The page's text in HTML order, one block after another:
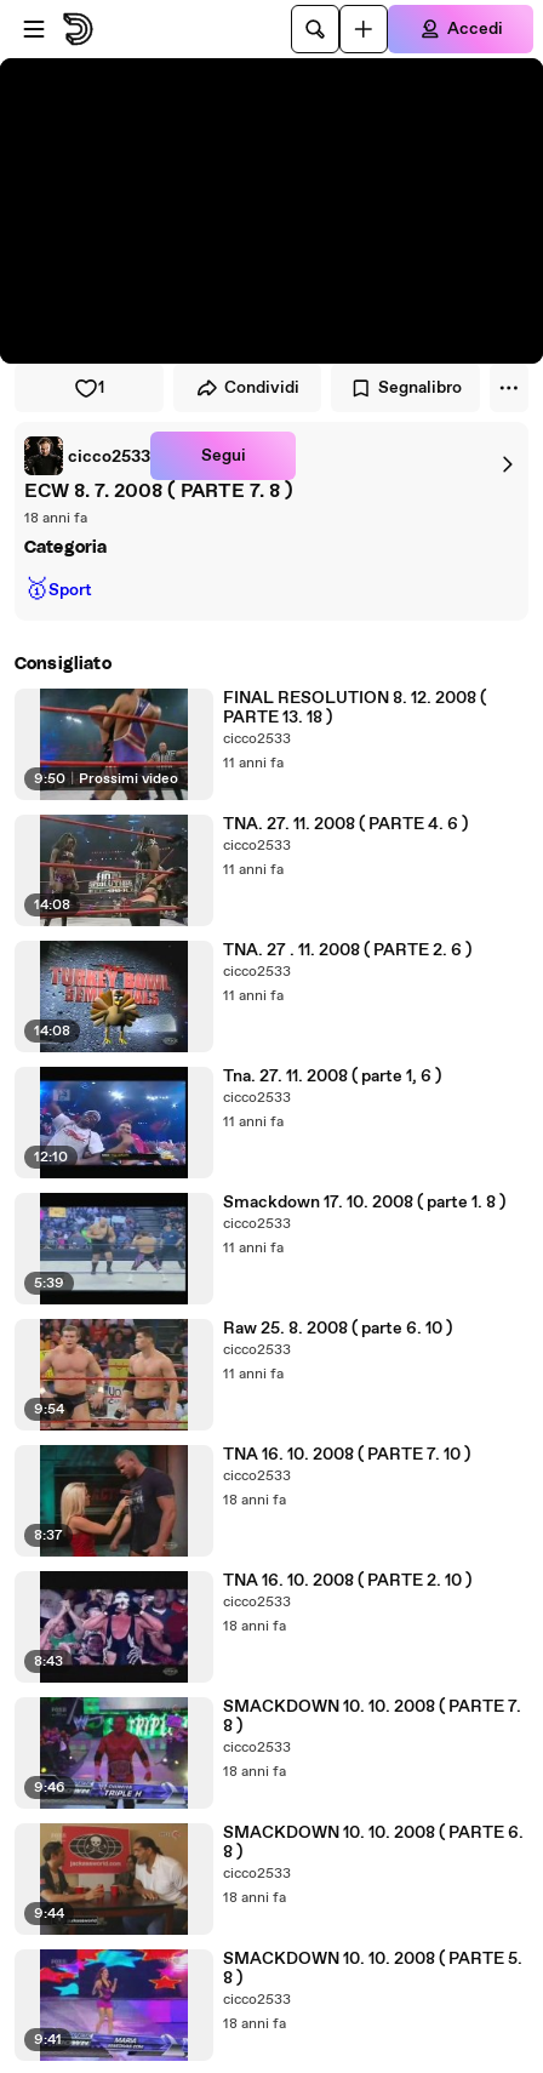
Vai al lettore
Passa al contenuto principale
Accedi
1 Condividi Segnalibro
cicco2533 Segui
ECW 8. 7. 2008 ( PARTE 7. 8 )
18 anni fa
Categoria
🥇Sport
Consigliato
9:50 Prossimi video
FINAL RESOLUTION 8. 12. 2008 (
PARTE 13. 18 )
cicco2533
11 anni fa
14:08
TNA. 27. 11. 2008 ( PARTE 4. 6 )
cicco2533
11 anni fa
14:08
TNA. 27 . 11. 2008 ( PARTE 2. 6 )
cicco2533
11 anni fa
12:10
Tna. 27. 11. 2008 ( parte 1, 6 )
cicco2533
11 anni fa
5:39
Smackdown 17. 10. 2008 ( parte 1. 8 )
cicco2533
11 anni fa
9:54
Raw 25. 8. 2008 ( parte 6. 10 )
cicco2533
11 anni fa
8:37
TNA 16. 10. 2008 ( PARTE 7. 10 )
cicco2533
18 anni fa
8:43
TNA 16. 10. 2008 ( PARTE 2. 10 )
cicco2533
18 anni fa
9:46
SMACKDOWN 10. 10. 2008 ( PARTE 7.
8 )
cicco2533
18 anni fa
9:44
SMACKDOWN 10. 10. 2008 ( PARTE 6.
8 )
cicco2533
18 anni fa
9:41
SMACKDOWN 10. 10. 2008 ( PARTE 5.
8 )
cicco2533
18 anni fa